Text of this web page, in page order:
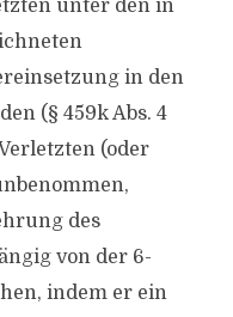
unter den in
in den
(§ 459k Abs. 4
(oder
des
von der 6-
indem er ein